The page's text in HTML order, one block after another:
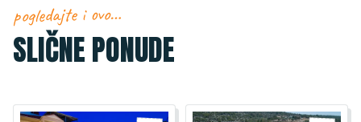
pogledajte i ovo…
SLIČNE PONUDE